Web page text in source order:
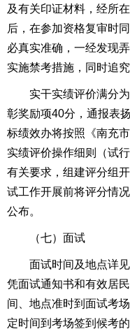
及有关印证材料，经所
后，在参加资格复审时
必真实准确，一经发现
实施禁考措施，同时追
实干实绩评价满分为
彰奖励项40分，通报表
标绩效办将按照《南充
实绩评价操作细则（试
有关要求，组建评分组
试工作开展前将评分情
公布。
（七）面试
面试时间及地点详见
凭面试通知书和有效居
间、地点准时到面试考
定时间到考场签到候考